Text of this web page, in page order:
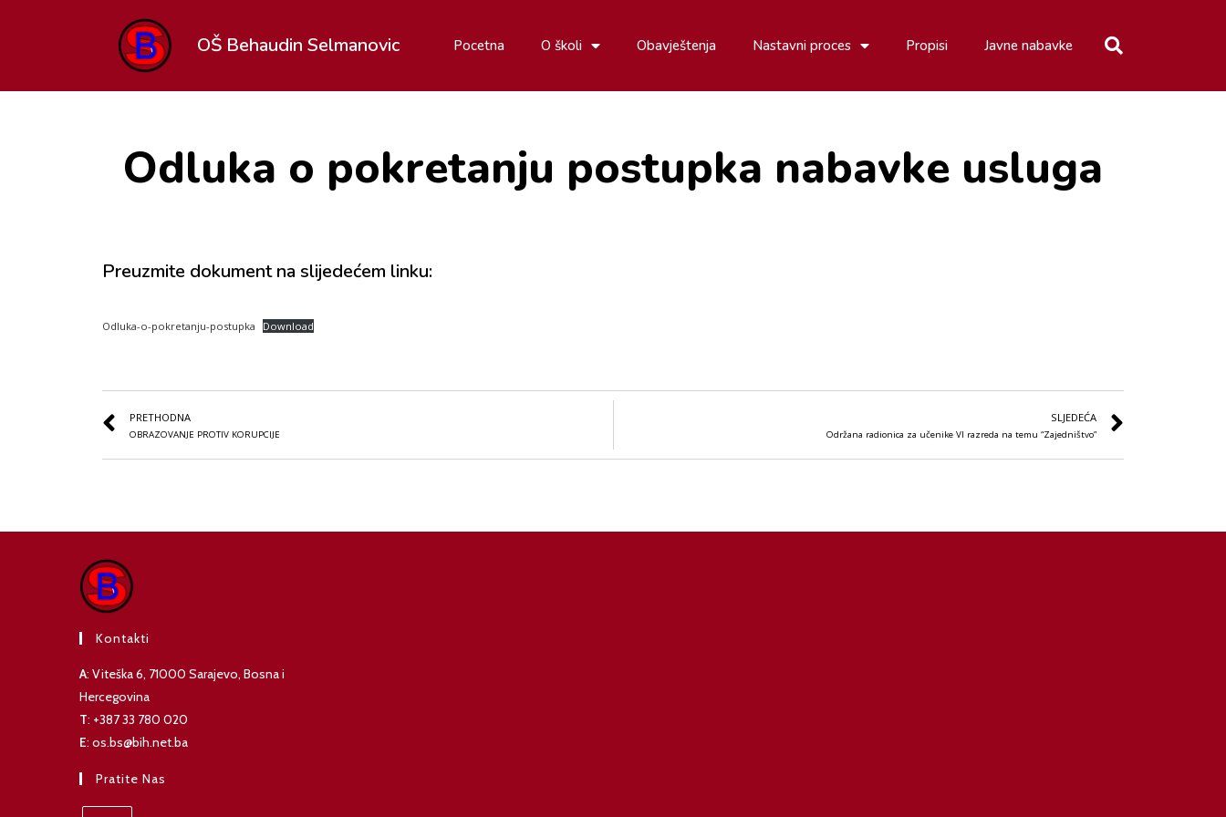
OŠ Behaudin Selmanovic Pocetna O školi Obavještenja Nastavni proces Propisi Javne nabavke
Odluka o pokretanju postupka nabavke usluga
Preuzmite dokument na slijedećem linku:
Odluka-o-pokretanju-postupka Download
PRETHODNA
OBRAZOVANJE PROTIV KORUPCIJE
SLJEDEĆA
Održana radionica za učenike VI razreda na temu “Zajedništvo”
Kontakti
A: Viteška 6, 71000 Sarajevo, Bosna i
Hercegovina
T: +387 33 780 020
E: os.bs@bih.net.ba
Pratite Nas